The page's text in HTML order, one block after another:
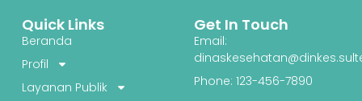
Quick Links
Beranda
Profil
Layanan Publik
Get In Touch
Email:
Phone: 123-456-7890